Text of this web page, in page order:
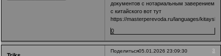
документов с нотариальным заверением
с китайского вот тут
https://masterperevoda.ru/languages/
0
Поделиться 3
05.01.2026 23:09:30